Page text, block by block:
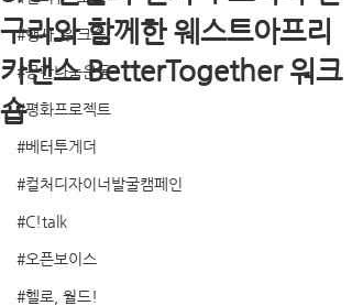
#행사_워크숍
#공간나눔운동
#평화프로젝트
#베터투게더
#컬처디자이너발굴캠페인
#C!talk
#오픈보이스
#헬로, 월드!
구라와 함께한 웨스트아프리
카댄스 BetterTogether 워크
숍